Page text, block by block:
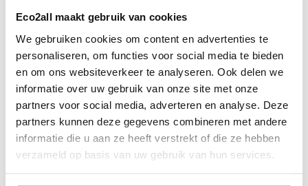
Eco2all maakt gebruik van cookies
We gebruiken cookies om content en advertenties te
personaliseren, om functies voor social media te bieden
en om ons websiteverkeer te analyseren. Ook delen we
informatie over uw gebruik van onze site met onze
partners voor social media, adverteren en analyse. Deze
partners kunnen deze gegevens combineren met andere
informatie die u aan ze heeft verstrekt of die ze hebben
verzameld op basis van uw gebruik van hun services.
ISDE-subsidie
Partner Locator
Contact
ASSORTIMENT
Appendages
Biomassa ketels
Boilers